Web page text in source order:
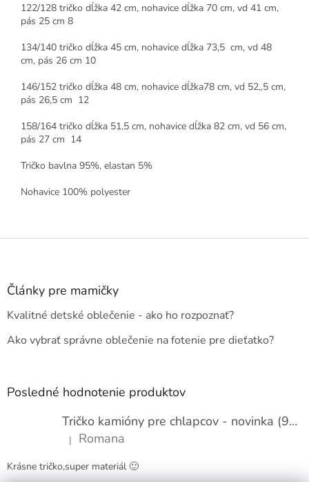
122/128 tričko dĺžka 42 cm, nohavice dĺžka 70 cm, vd 41 cm,
pás 25 cm 8
134/140 tričko dĺžka 45 cm, nohavice dĺžka 73,5 cm, vd 48
cm, pás 26 cm 10
146/152 tričko dĺžka 48 cm, nohavice dĺžka78 cm, vd 52,,5 cm,
pás 26,5 cm 12
158/164 tričko dĺžka 51,5 cm, nohavice dĺžka 82 cm, vd 56 cm,
pás 27 cm 14
Tričko bavlna 95%, elastan 5%
Nohavice 100% polyester
Z
Články pre mamičky
Kvalitné detské oblečenie - ako ho rozpoznať?
Ako vybrať správne oblečenie na fotenie pre dieťatko?
Posledné hodnotenie produktov
Tričko kamióny pre chlapcov - novinka (98-134)
Hodnotenie produktu je 5 z 5 hviezdičiek.
| Romana
Krásne tričko,super materiál 🙂